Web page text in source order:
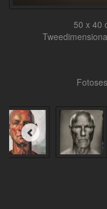
50 x 40